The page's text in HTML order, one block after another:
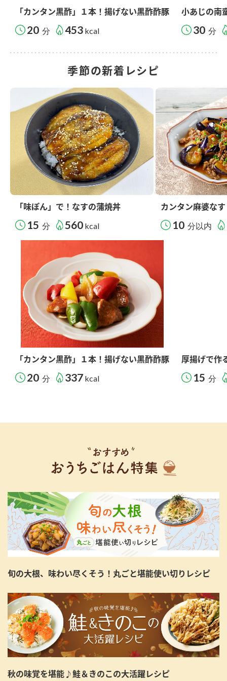
「カンタン黒酢」１本！揚げない黒酢酢豚
20 分 453 kcal
小あじの南
30 分
季節の新着レシピ
「味ぽん」で！なすの蒲焼丼
15 分 560 kcal
カンタン麻婆なす
10 分以内
「カンタン黒酢」１本！揚げない黒酢酢豚
20 分 337 kcal
厚揚げで作
15 分
旬の大根、味わい尽くそう！丸ごと堪能使い切りレシピ
秋の味覚を堪能♪鮭＆きのこの大活躍レシピ